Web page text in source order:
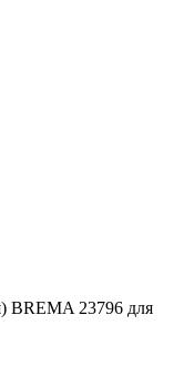
BREMA 23796 для